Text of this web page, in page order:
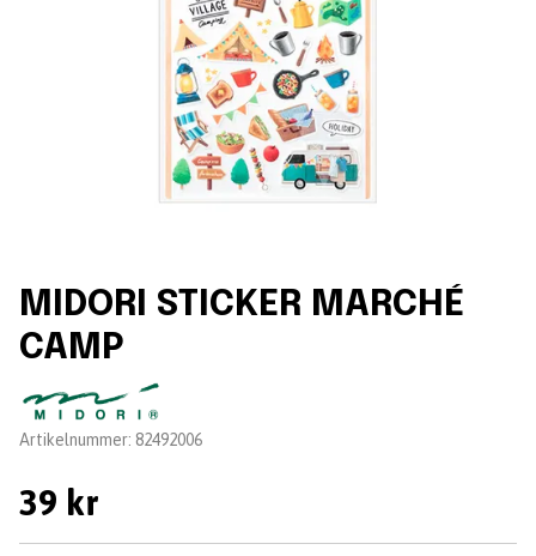
MIDORI STICKER MARCHÉ
CAMP
Leverantör:
Artikelnummer: 82492006
39 kr